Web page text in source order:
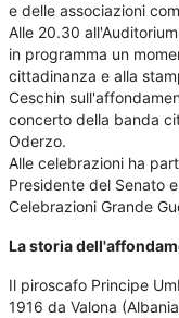
e delle associazioni
Alle 20.30
in programma un
cittadinanza e alla
Ceschin
concerto della banda
Oderzo.
Alle celebrazioni ha
Presidente del Senato
Celebrazioni Grande
La storia
Il piroscafo Principe
1916 da Valona